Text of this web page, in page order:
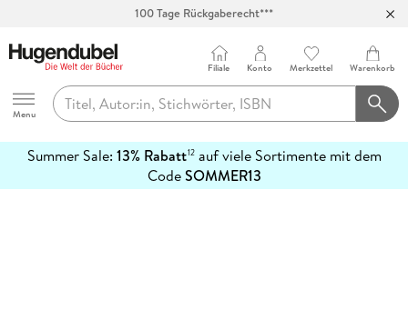
100 Tage Rückgaberecht***
Hugendubel
Menu
Filiale Konto Merkzettel Warenkorb
Summer Sale: 13% Rabatt12auf viele Sortimente mit dem
CodeSOMMER13
erfahren